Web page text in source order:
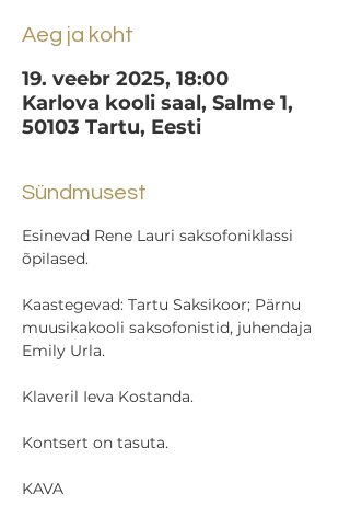
Aeg ja koht
19. veebr 2025, 18:00
Karlova kooli saal, Salme 1,
50103 Tartu, Eesti
Sündmusest
Esinevad Rene Lauri saksofoniklassi
õpilased.
Kaastegevad: Tartu Saksikoor; Pärnu
muusikakooli saksofonistid, juhendaja
Emily Urla.
Klaveril Ieva Kostanda.
Kontsert on tasuta.
KAVA